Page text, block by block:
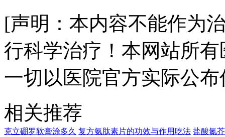
[声明：本内容不能作为
行科学治疗！本网站所
一切以医院官方实际公
相关推荐
克立硼罗软膏涂多久 复方氨肽素片的功效与作用吃法 盐酸氮